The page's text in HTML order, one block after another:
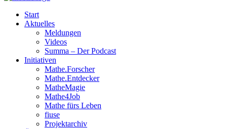
Start
Aktuelles
Meldungen
Videos
Summa – Der Podcast
Initiativen
Mathe.Forscher
Mathe.Entdecker
MatheMagie
Mathe4Job
Mathe fürs Leben
fiuse
Projektarchiv